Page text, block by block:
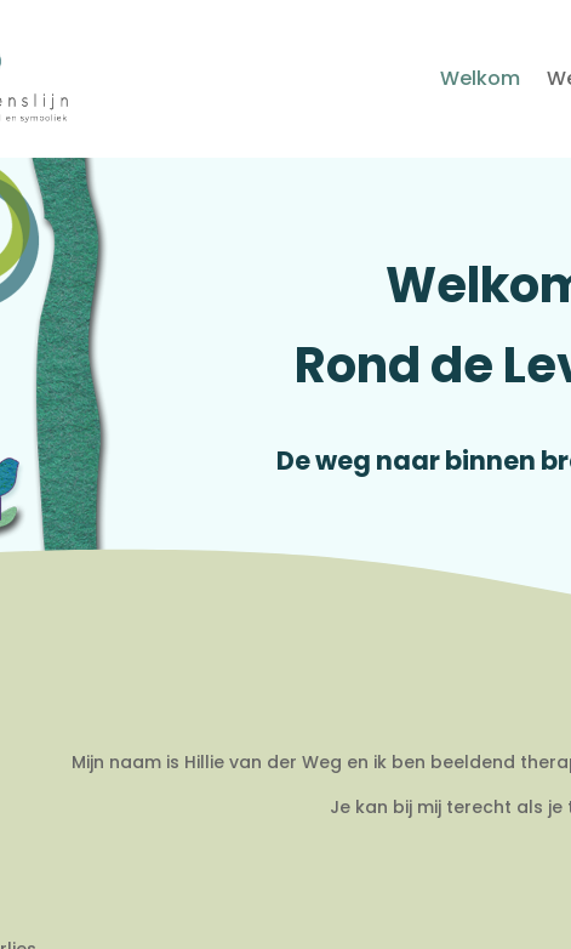
Welkom
Rond de
De weg naar binnen
Mijn naam is Hillie van der Weg en ik ben beeldend
Je kan bij mij terecht als